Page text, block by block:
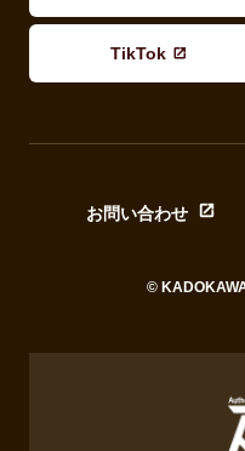
TikTok
お問い合わせ
©